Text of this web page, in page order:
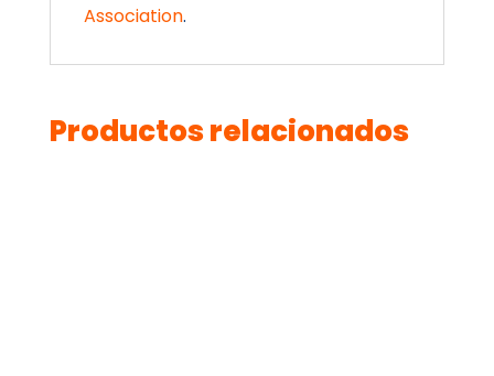
Association.
Productos relacionados